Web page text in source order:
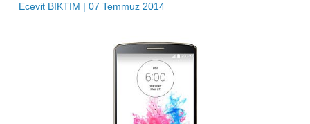
Ecevit BIKTIM | 07 Temmuz 2014